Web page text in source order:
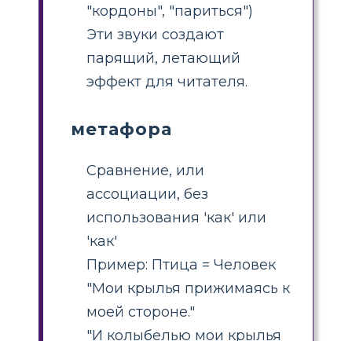
"кордоны", "париться")
Эти звуки создают
парящий, летающий
эффект для читателя.
метафора
Сравнение, или
ассоциации, без
использования 'как' или
'как'
Пример: Птица = Человек
"Мои крылья прижимаясь к
моей стороне."
"И колыбелью мои крылья